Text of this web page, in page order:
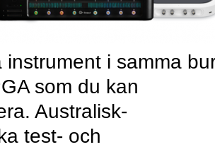
instrument i samma
som du kan
Australisk-
test- och